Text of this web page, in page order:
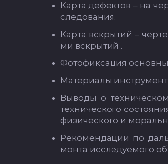
Кар­та де­фек­тов – на
сле­до­ва­ния.
Кар­та вскры­тий –
ми вскры­тий .
Фо­то­фик­са­ция
Ма­те­ри­алы
Вы­во­ды о
тех­ни­чес­ко­го
фи­зи­чес­ко­го и
Ре­ко­мен­да­ции по
мон­та ис­сле­ду­емо­го